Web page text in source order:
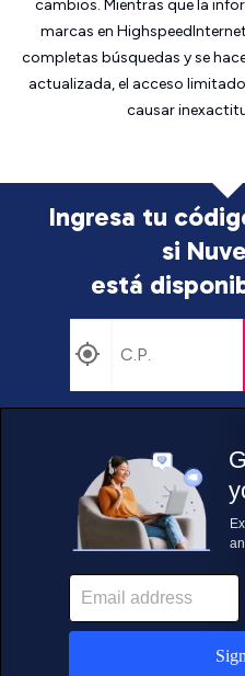
cambios. Mientras que la
marcas en
completas búsquedas y se
actualizada, el acceso
causar
Ingresa tu
si
está